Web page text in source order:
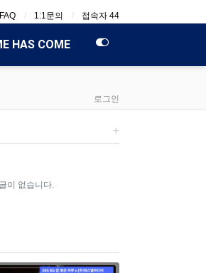
FAQ 1:1문의 접속자 44
HAS COME
로그인
글이 없습니다.